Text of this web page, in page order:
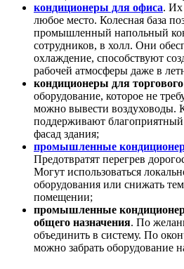
кондиционеры для офиса. Их
любое место. Колесная база
промышленный напольный
сотрудников, в холл. Они
охлаждение, способствуют
рабочей атмосферы даже в
кондиционеры для
оборудование, которое не
можно вывести воздуховоды.
поддерживают
фасад здания;
промышленные
Предотвратят перегрев
Могут использоваться
оборудования или снижать
помещении;
промышленные
общего назначения. По
объединить в систему. По
можно забрать оборудование